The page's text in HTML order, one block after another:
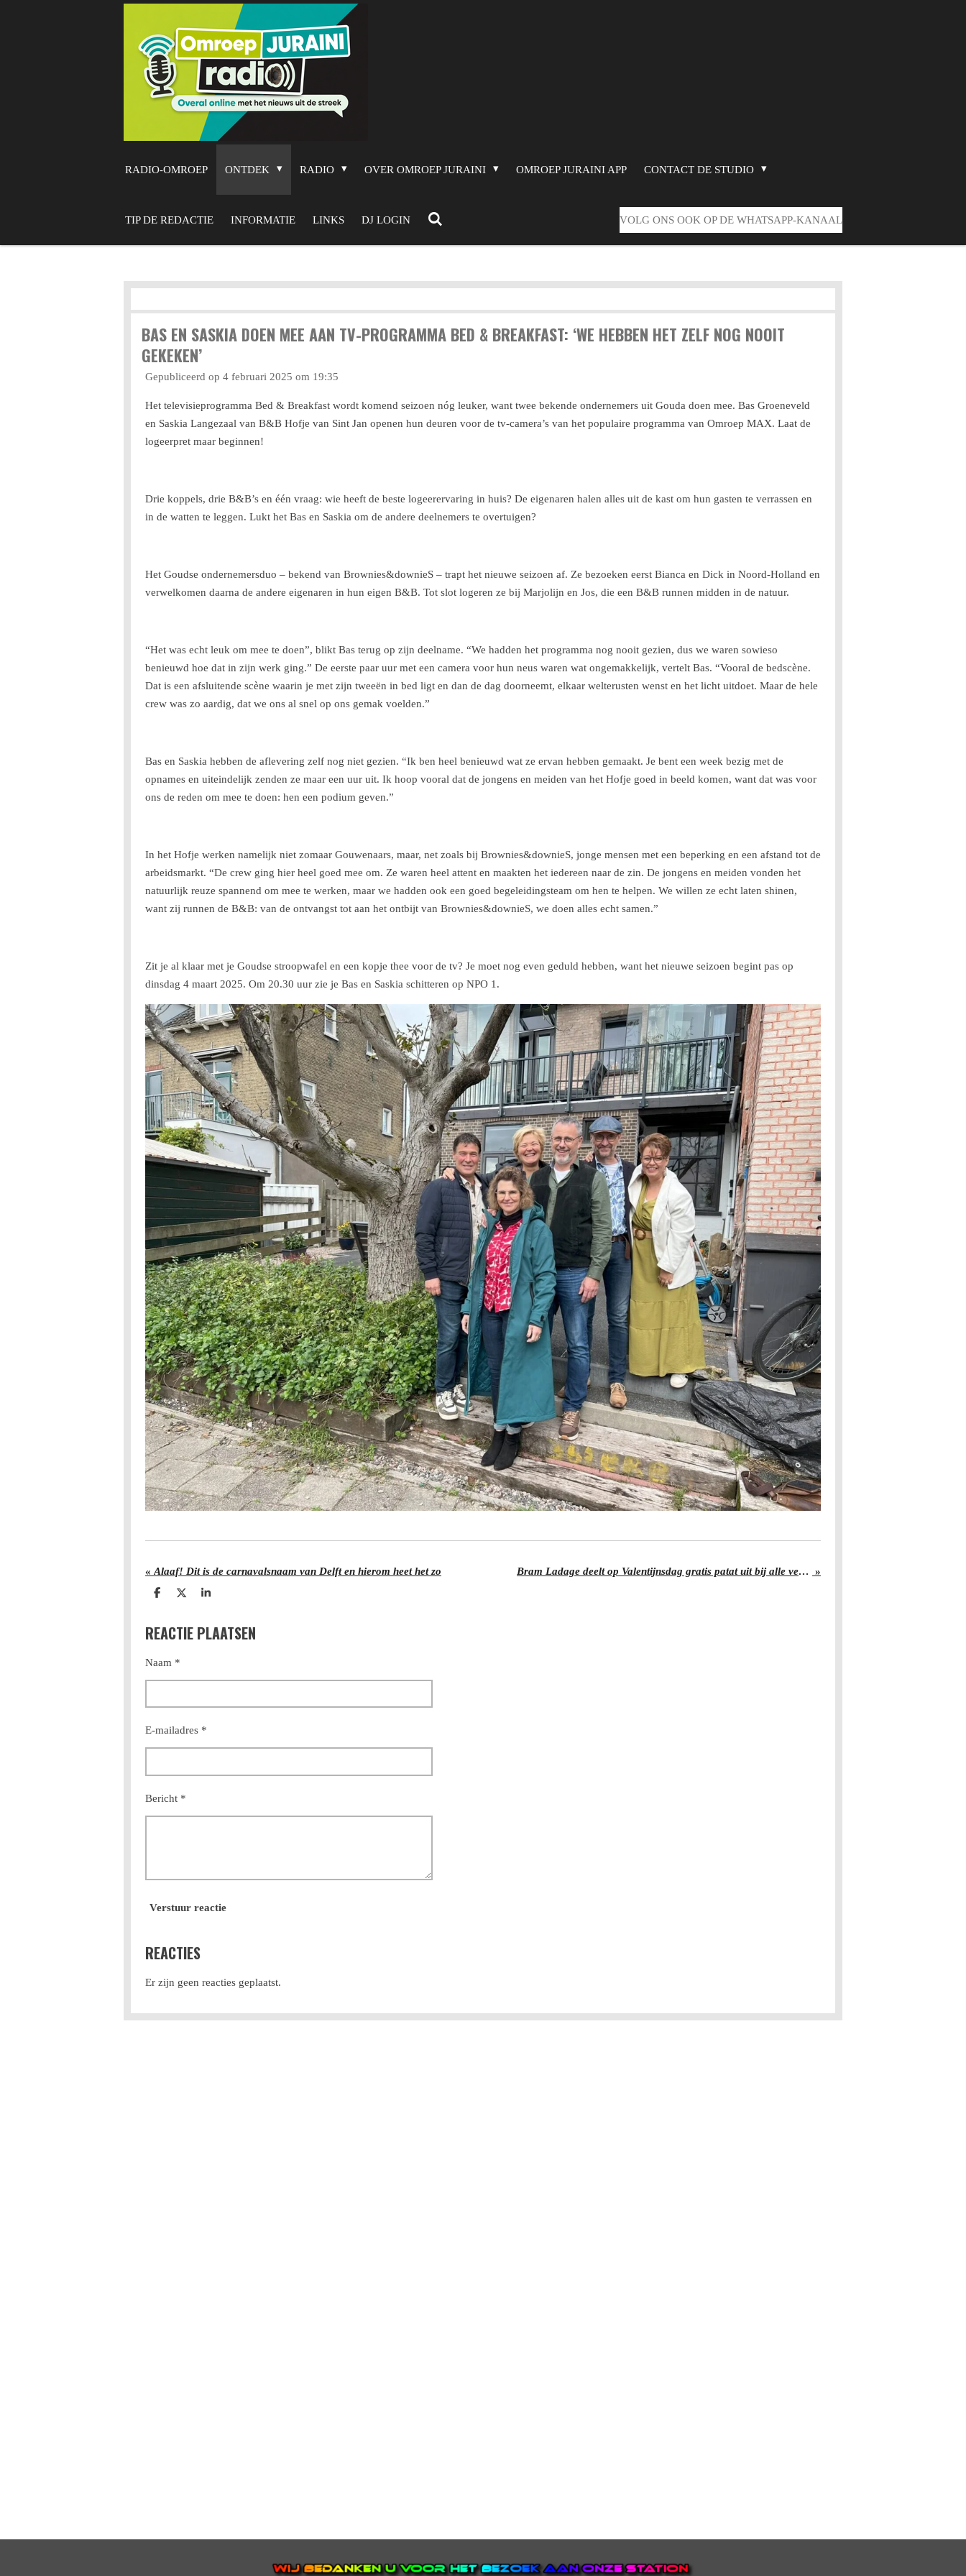
RADIO-OMROEP ONTDEK RADIO OVER OMROEP JURAINI OMROEP JURAINI APP CONTACT DE STUDIO
TIP DE REDACTIE INFORMATIE LINKS DJ LOGIN VOLG ONS OOK OP DE WHATSAPP-KANAAL
BAS EN SASKIA DOEN MEE AAN TV-PROGRAMMA BED & BREAKFAST: ‘WE HEBBEN HET ZELF NOG NOOIT
GEKEKEN’
Gepubliceerd op 4 februari 2025 om 19:35
Het televisieprogramma Bed & Breakfast wordt komend seizoen nóg leuker, want twee bekende ondernemers uit Gouda doen mee. Bas Groeneveld
en Saskia Langezaal van B&B Hofje van Sint Jan openen hun deuren voor de tv-camera’s van het populaire programma van Omroep MAX. Laat de
logeerpret maar beginnen!
Drie koppels, drie B&B’s en één vraag: wie heeft de beste logeerervaring in huis? De eigenaren halen alles uit de kast om hun gasten te verrassen en
in de watten te leggen. Lukt het Bas en Saskia om de andere deelnemers te overtuigen?
Het Goudse ondernemersduo – bekend van Brownies&downieS – trapt het nieuwe seizoen af. Ze bezoeken eerst Bianca en Dick in Noord-Holland en
verwelkomen daarna de andere eigenaren in hun eigen B&B. Tot slot logeren ze bij Marjolijn en Jos, die een B&B runnen midden in de natuur.
“Het was echt leuk om mee te doen”, blikt Bas terug op zijn deelname. “We hadden het programma nog nooit gezien, dus we waren sowieso
benieuwd hoe dat in zijn werk ging.” De eerste paar uur met een camera voor hun neus waren wat ongemakkelijk, vertelt Bas. “Vooral de bedscène.
Dat is een afsluitende scène waarin je met zijn tweeën in bed ligt en dan de dag doorneemt, elkaar welterusten wenst en het licht uitdoet. Maar de hele
crew was zo aardig, dat we ons al snel op ons gemak voelden.”
Bas en Saskia hebben de aflevering zelf nog niet gezien. “Ik ben heel benieuwd wat ze ervan hebben gemaakt. Je bent een week bezig met de
opnames en uiteindelijk zenden ze maar een uur uit. Ik hoop vooral dat de jongens en meiden van het Hofje goed in beeld komen, want dat was voor
ons de reden om mee te doen: hen een podium geven.”
In het Hofje werken namelijk niet zomaar Gouwenaars, maar, net zoals bij Brownies&downieS, jonge mensen met een beperking en een afstand tot de
arbeidsmarkt. “De crew ging hier heel goed mee om. Ze waren heel attent en maakten het iedereen naar de zin. De jongens en meiden vonden het
natuurlijk reuze spannend om mee te werken, maar we hadden ook een goed begeleidingsteam om hen te helpen. We willen ze echt laten shinen,
want zij runnen de B&B: van de ontvangst tot aan het ontbijt van Brownies&downieS, we doen alles echt samen.”
Zit je al klaar met je Goudse stroopwafel en een kopje thee voor de tv? Je moet nog even geduld hebben, want het nieuwe seizoen begint pas op
dinsdag 4 maart 2025. Om 20.30 uur zie je Bas en Saskia schitteren op NPO 1.
« Alaaf! Dit is de carnavalsnaam van Delft en hierom heet het zo Bram Ladage deelt op Valentijnsdag gratis patat uit bij alle vestigingen »
D
e
n
D
l
S
r
e
REACTIE PLAATSEN
Naam *
E-mailadres *
Bericht *
Verstuur reactie
REACTIES
Er zijn geen reacties geplaatst.